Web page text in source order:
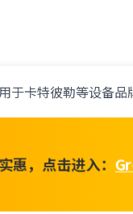
于卡特彼勒等设备品
惠，点击进入：